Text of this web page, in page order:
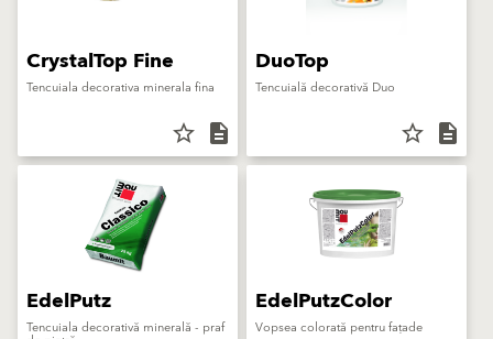
CrystalTop Fine
Tencuiala decorativa minerala fina
star_border description
DuoTop
Tencuială decorativă Duo
star_border description
EdelPutz
Tencuiala decorativă minerală - praf
EdelPutzColor
Vopsea colorată pentru fațade